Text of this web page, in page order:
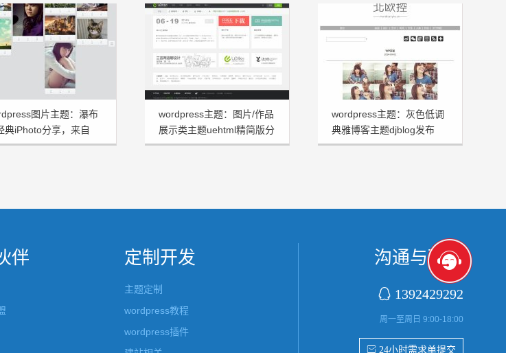
图片主题：瀑布
典iPhoto分享，来自
作品
wordpress主题：图片/作品
展示类主题uehtml精简版分
享
wordpress主题：灰色低调
典雅博客主题djblog发布
伴 定制开发
主题定制
wordpress教程
wordpress插件
沟通与联系
 1392429292
周一至周日 9:00-18:00
 24小时需求单提交